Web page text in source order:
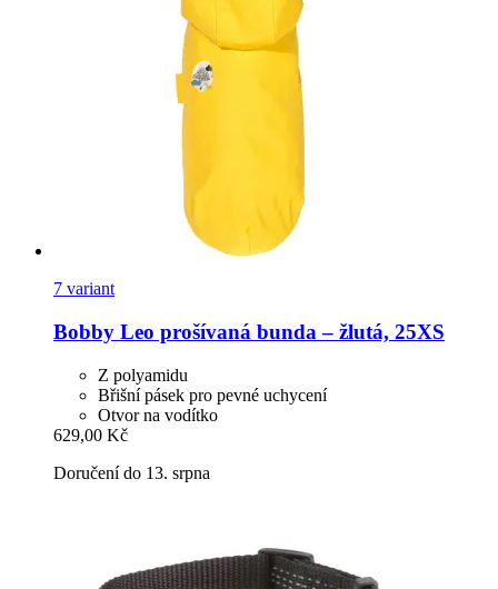
7 variant
Bobby Leo prošívaná bunda – žlutá, 25XS
Z polyamidu
Břišní pásek pro pevné uchycení
Otvor na vodítko
629,00 Kč
Doručení do 13. srpna